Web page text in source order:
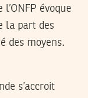
évoque
la part des
des moyens.
s’accroit